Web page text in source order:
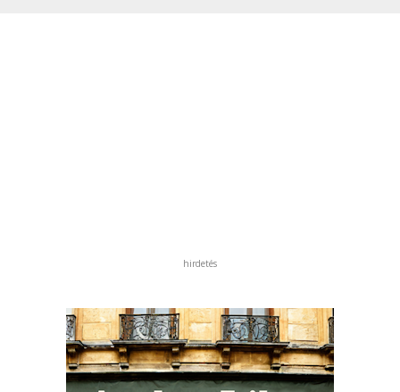
hirdetés